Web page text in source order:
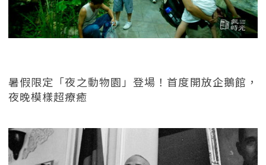
暑假限定「夜之動物園」登場！首度開放企鵝館，
夜晚模樣超療癒